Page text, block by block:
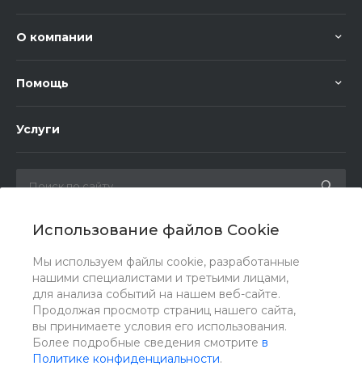
Использование файлов Cookie
Мы используем файлы cookie, разработанные
нашими специалистами и третьими лицами,
для анализа событий на нашем веб-сайте.
Продолжая просмотр страниц нашего сайта,
вы принимаете условия его использования.
Более подробные сведения смотрите в
Политике конфиденциальности.
О компании
Помощь
Услуги